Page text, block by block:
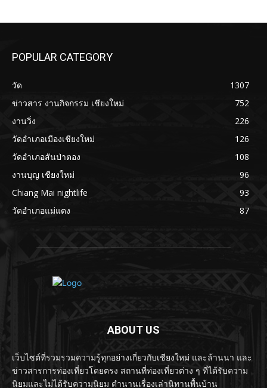
POPULAR CATEGORY
วัด
1307
ข่าวสาร งานกิจกรรม เชียงใหม่
752
งานวิ่ง
226
วัดอำเภอเมืองเชียงใหม่
126
วัดอำเภอสันป่าตอง
108
งานบุญ เชียงใหม่
96
Chiang Mai nightlife
93
วัดอำเภอแม่แตง
87
ABOUT US
เว็บไซต์ที่รวมรวมความรู้ทุกอย่างเกี่ยวกับเชียงใหม่ และล้านนา และ
ข่าวสารการท่องเที่ยวโดยตรง สถานที่ท่องเที่ยวต่าง ๆ ที่ได้รับความ
นิยมและไม่ได้รับความนิยม ตำนานเรื่องเล่านิทานพื้นบ้าน